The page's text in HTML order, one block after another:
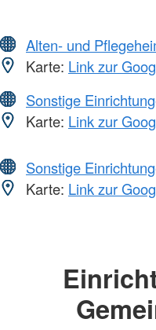
Alten- und
Karte: Link zur
Sonstige
Karte: Link zur
Sonstige
Karte: Link zur